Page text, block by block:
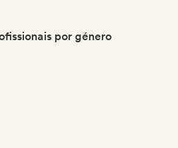
por género